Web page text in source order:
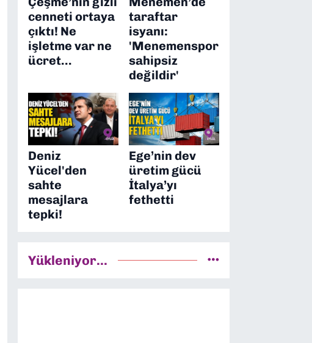
cenneti ortaya
çıktı! Ne
işletme var ne
ücret…
taraftar
isyanı:
'Menemenspor
sahipsiz
değildir'
Deniz
Yücel'den
sahte
mesajlara
tepki!
Ege’nin dev
üretim gücü
İtalya’yı
fethetti
Yükleniyor...